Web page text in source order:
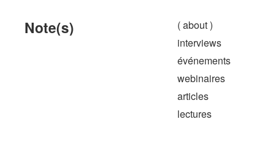
Note(s)
( about )
interviews
événements
webinaires
articles
lectures